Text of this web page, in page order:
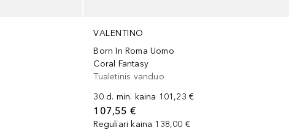
VALENTINO
Born In Roma Uomo
Coral Fantasy
Tualetinis vanduo
30 d. min. kaina 101,23 €
107,55 €
Reguliari kaina 138,00 €